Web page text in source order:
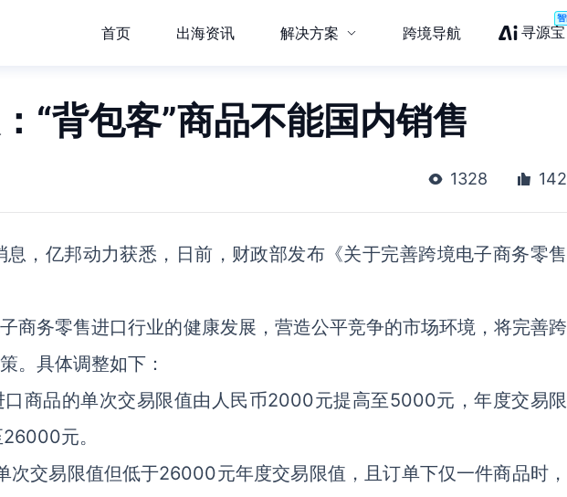
首页 出海资讯 解决方案 跨境导航 寻源宝
“背包客”商品不能国内销售
1328 142
息，亿邦动力获悉，日前，财政部发布《关于完善跨境电子商务零售
商务零售进口行业的健康发展，营造公平竞争的市场环境，将完善跨
。具体调整如下：
商品的单次交易限值由人民币2000元提高至5000元，年度交易限
元。
交易限值但低于26000元年度交易限值，且订单下仅一件商品时，